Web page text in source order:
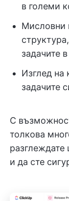
в големи
Мисловни
задачите
Изглед на
задачите
С
толкова
разглеждате
и да сте